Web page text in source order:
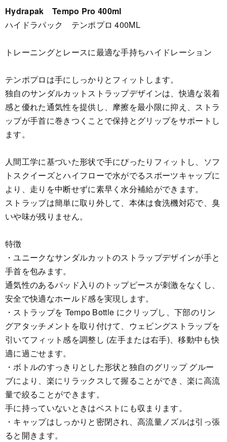
Hydrapak Tempo Pro 400ml
ハイドラパック テンポプロ 400ML
トレーニングとレースに最適な手持ちハイドレーション
テンポプロは手にしっかりとフィットします。
独自のサンダルカットストラップデザインは、快適な装着
感と優れた通気性を提供し、摩擦を最小限に抑え、ストラ
ップが手首に巻きつくことで保持とグリップをサポートし
ます。
人間工学に基づいた形状で手にぴったりフィットし、ソフ
トスクイーズとハイフローで水がでるスポーツキャップに
より、走りを中断せずに素早く水分補給ができます。
ストラップは簡単に取り外して、本体は食洗機対応で、臭
いや味が残りません。
特徴
・ユニークなサンダルカットのストラップデザインが手と
手首を包みます。
通気性のあるパッド入りのトップピースが刺激をなくし、
安全で快適なホールド感を実現します。
・ストラップを Tempo Bottle にクリップし、下部のリン
グアタッチメントを取り付けて、ウェビングストラップを
引いてフィット感を調整し (左手または右手)、移動中も快
適に過ごせます。
・ボトルのすっきりとした形状と独自のグリップ グルー
ブにより、楽にリラックスして握ることができ、楽に高流
量で絞ることができます。
手に持っていないときはベストにも収まります。
・キャップはしっかりと密閉され、高流量ノズルは引っ張
ると開きます。